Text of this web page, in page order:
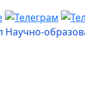
Научно-